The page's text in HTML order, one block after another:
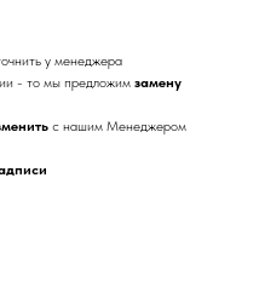
у менеджера
- то мы предложим замену
с нашим Менеджером